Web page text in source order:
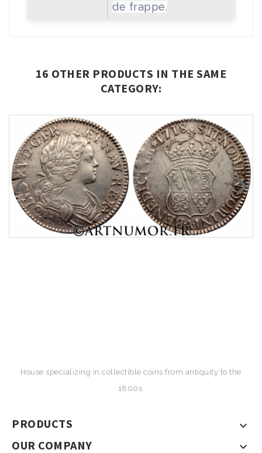
de frappe.
16 OTHER PRODUCTS IN THE SAME
CATEGORY:
House specializing in collectible coins from antiquity to the
1800s.
PRODUCTS 
OUR COMPANY 